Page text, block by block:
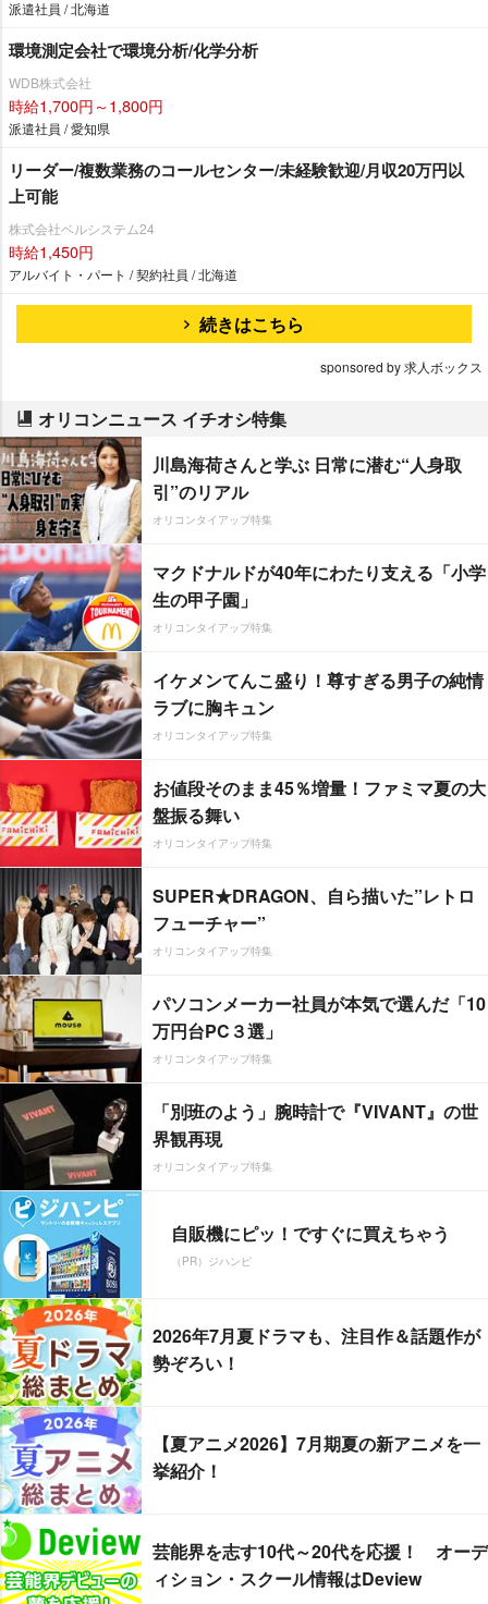
派遣社員 / 北海道
環境測定会社で環境分析/化学分析
WDB株式会社
時給1,700円～1,800円
派遣社員 / 愛知県
リーダー/複数業務のコールセンター/未経験歓迎/月収20万円以
上可能
株式会社ベルシステム24
時給1,450円
アルバイト・パート / 契約社員 / 北海道
続きはこちら
sponsored by 求人ボックス
オリコンニュース イチオシ特集
川島海荷さんと学ぶ 日常に潜む“人身取
引”のリアル
オリコンタイアップ特集
マクドナルドが40年にわたり支える「小学
生の甲子園」
オリコンタイアップ特集
イケメンてんこ盛り！尊すぎる男子の純情
ラブに胸キュン
オリコンタイアップ特集
お値段そのまま45％増量！ファミマ夏の大
盤振る舞い
オリコンタイアップ特集
SUPER★DRAGON、自ら描いた”レトロ
フューチャー”
オリコンタイアップ特集
パソコンメーカー社員が本気で選んだ「10
万円台PC３選」
オリコンタイアップ特集
「別班のよう」腕時計で『VIVANT』の世
界観再現
オリコンタイアップ特集
自販機にピッ！ですぐに買えちゃう
（PR）ジハンピ
2026年7月夏ドラマも、注目作＆話題作が
勢ぞろい！
【夏アニメ2026】7月期夏の新アニメを一
挙紹介！
芸能界を志す10代～20代を応援！ オーデ
ィション・スクール情報はDeview